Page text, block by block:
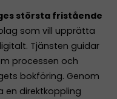
största fristående
som vill upprätta
Tjänsten guidar
processen och
bokföring. Genom
en direktkoppling